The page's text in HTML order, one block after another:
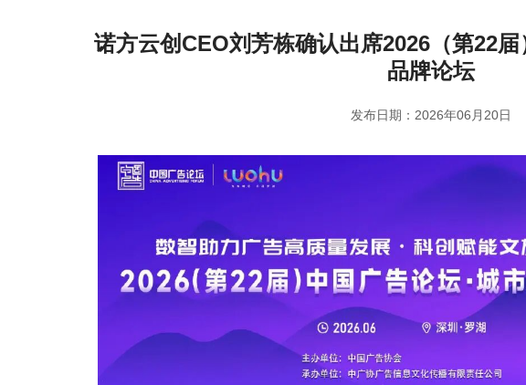
诺方云创CEO刘芳栋确认出席2026（第22
品牌论坛
发布日期：2026年06月20日